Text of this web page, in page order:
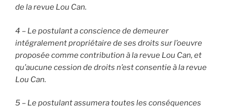
de la revue Lou Can.
4 – Le postulant a conscience de demeurer
intégralement propriétaire de ses droits sur l’oeuvre
proposée comme contribution à la revue Lou Can, et
qu’aucune cession de droits n’est consentie à la revue
Lou Can.
5 – Le postulant assumera toutes les conséquences